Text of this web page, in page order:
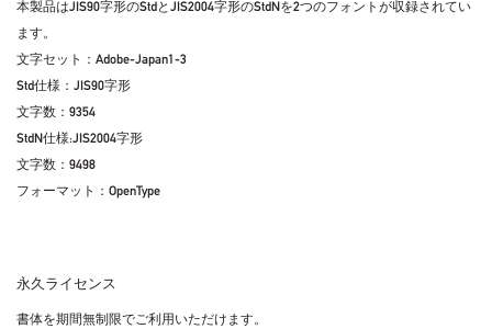
本製品はJIS90字形のStdとJIS2004字形のStdNを2つのフォントが収録されてい
ます。
文字セット：Adobe-Japan1-3
Std仕様：JIS90字形
文字数：9354
StdN仕様:JIS2004字形
文字数：9498
フォーマット：OpenType
永久ライセンス
書体を期間無制限でご利用いただけます。